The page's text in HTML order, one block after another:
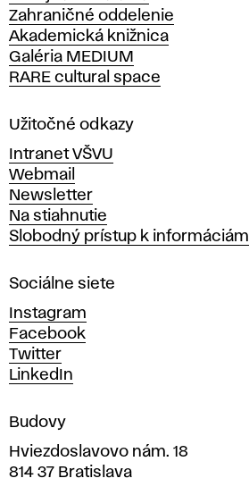
á
š
k
o
a
ý
t
v
a
r
ý
c
h
u
m
e
í
v
Zahraničné oddelenie
Akademická knižnica
Galéria MEDIUM
RARE cultural space
Užitočné odkazy
Intranet VŠVU
Webmail
Newsletter
Na stiahnutie
Slobodný prístup k informáciám
Sociálne siete
Instagram
Facebook
Twitter
LinkedIn
Budovy
Hviezdoslavovo nám. 18
814 37 Bratislava